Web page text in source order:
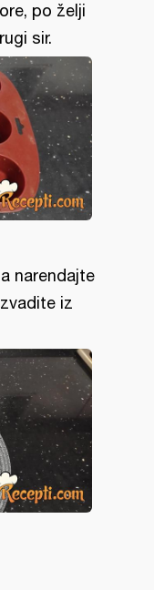
po želji
sir.
narendajte
iz